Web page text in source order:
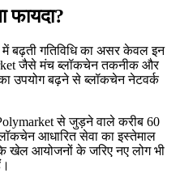
फायदा?
बढ़ती गतिविधि का असर केवल इन
जैसे मंच ब्लॉकचेन तकनीक और
उपयोग बढ़ने से ब्लॉकचेन नेटवर्क
से जुड़ने वाले करीब 60
आधारित सेवा का इस्तेमाल
खेल आयोजनों के जरिए नए लोग भी